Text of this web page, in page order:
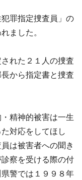
罪指定捜査員」の
ました。
れた２１人の捜査
から指定書と捜査
精神的被害は一生
対応をしてほし
は被害者への聞き
察を受ける際の付
警では１９９８年